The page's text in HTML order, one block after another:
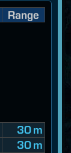
Range
30 m
30 m